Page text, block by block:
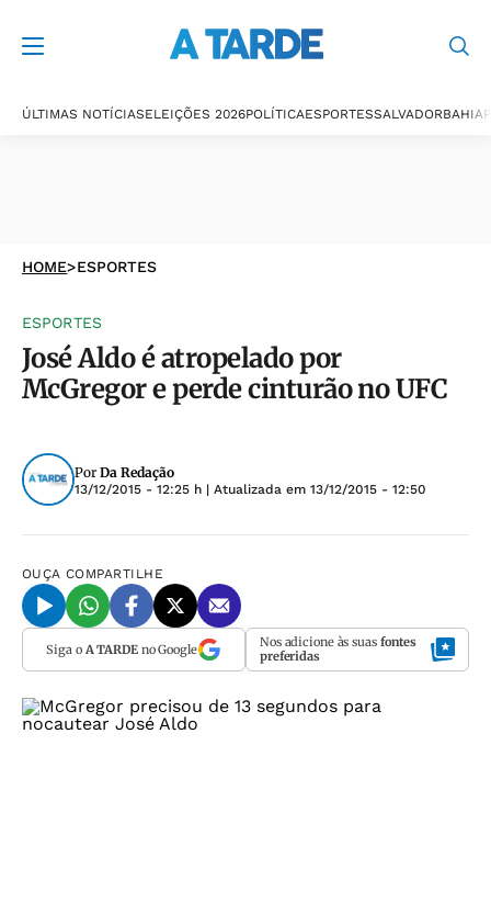
ÚLTIMAS NOTÍCIASELEIÇÕES 2026POLÍTICAESPORTESSALVADORBAHIA
HOME>ESPORTES
ESPORTES
José Aldo é atropelado por
McGregor e perde cinturão no UFC
Por Da Redação
13/12/2015 - 12:25 h | Atualizada em 13/12/2015 - 12:50
OUÇA COMPARTILHE
Siga o A TARDEno Google Nos adicione às suas fontes
preferidas